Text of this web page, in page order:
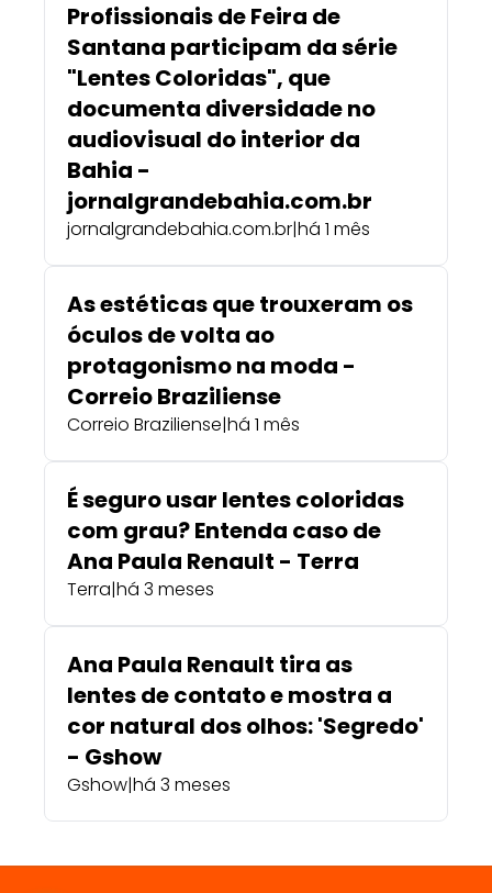
Profissionais de Feira de
Santana participam da série
"Lentes Coloridas", que
documenta diversidade no
audiovisual do interior da
Bahia -
jornalgrandebahia.com.br
jornalgrandebahia.com.br|há 1 mês
As estéticas que trouxeram os
óculos de volta ao
protagonismo na moda -
Correio Braziliense
Correio Braziliense|há 1 mês
É seguro usar lentes coloridas
com grau? Entenda caso de
Ana Paula Renault - Terra
Terra|há 3 meses
Ana Paula Renault tira as
lentes de contato e mostra a
cor natural dos olhos: 'Segredo'
- Gshow
Gshow|há 3 meses